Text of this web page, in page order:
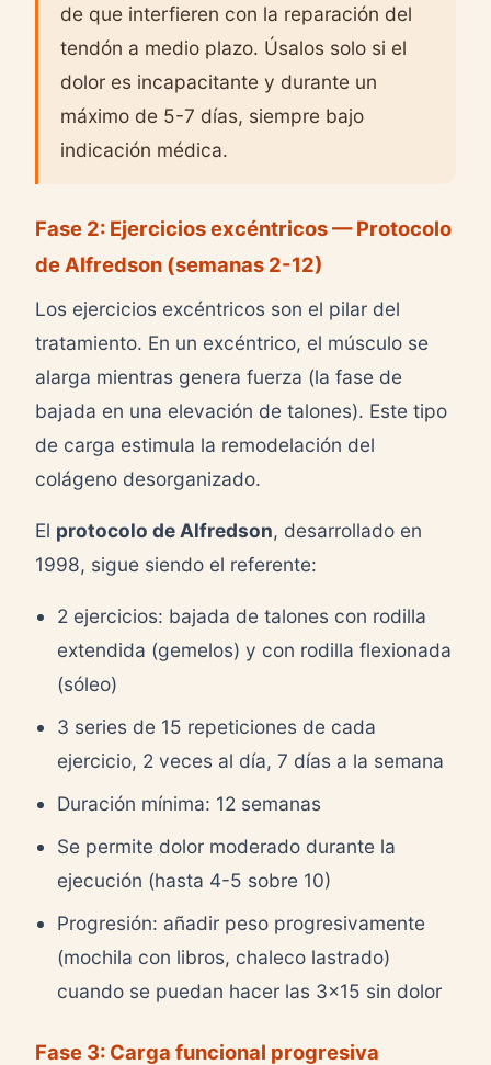
de que interfieren con la reparación del
tendón a medio plazo. Úsalos solo si el
dolor es incapacitante y durante un
máximo de 5-7 días, siempre bajo
indicación médica.
Fase 2: Ejercicios excéntricos — Protocolo
de Alfredson (semanas 2-12)
Los ejercicios excéntricos son el pilar del
tratamiento. En un excéntrico, el músculo se
alarga mientras genera fuerza (la fase de
bajada en una elevación de talones). Este tipo
de carga estimula la remodelación del
colágeno desorganizado.
El protocolo de Alfredson, desarrollado en
1998, sigue siendo el referente:
2 ejercicios: bajada de talones con rodilla
extendida (gemelos) y con rodilla flexionada
(sóleo)
3 series de 15 repeticiones de cada
ejercicio, 2 veces al día, 7 días a la semana
Duración mínima: 12 semanas
Se permite dolor moderado durante la
ejecución (hasta 4-5 sobre 10)
Progresión: añadir peso progresivamente
(mochila con libros, chaleco lastrado)
cuando se puedan hacer las 3x15 sin dolor
Fase 3: Carga funcional progresiva